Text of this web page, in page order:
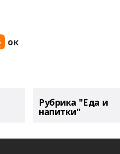
Рубрика "Еда и
напитки"